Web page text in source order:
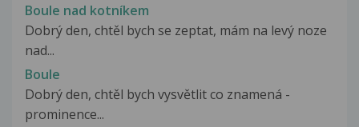
Boule nad kotníkem
Dobrý den, chtěl bych se zeptat, mám na levý noze
nad...
Boule
Dobrý den, chtěl bych vysvětlit co znamená -
prominence...